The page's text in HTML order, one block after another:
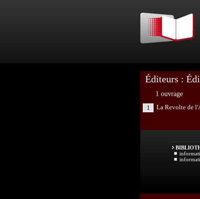
Éditeurs :
1 ouvrage
1
La Revolte de